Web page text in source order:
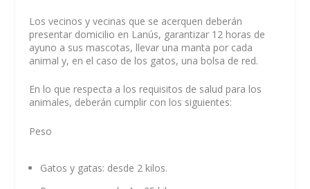
Los vecinos y vecinas que se acerquen deberán
presentar domicilio en Lanús, garantizar 12 horas de
ayuno a sus mascotas, llevar una manta por cada
animal y, en el caso de los gatos, una bolsa de red.
En lo que respecta a los requisitos de salud para los
animales, deberán cumplir con los siguientes:
Peso
Gatos y gatas: desde 2 kilos.